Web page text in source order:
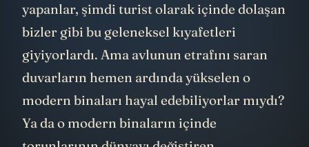
yapanlar, şimdi turist olarak içinde dolaşan
bizler gibi bu geleneksel kıyafetleri
giyiyorlardı. Ama avlunun etrafını saran
duvarların hemen ardında yükselen o
modern binaları hayal edebiliyorlar mıydı?
Ya da o modern binaların içinde